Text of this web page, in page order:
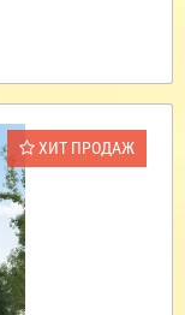
ХИТ ПРОДАЖ